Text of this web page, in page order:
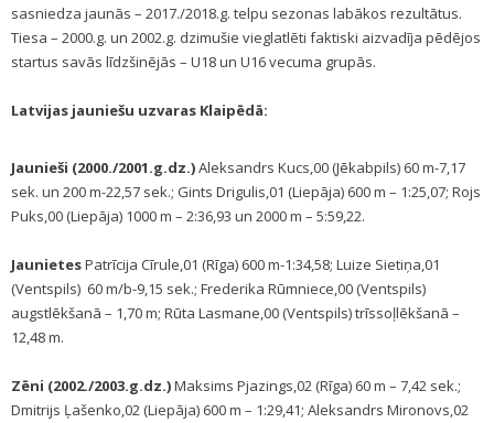
sasniedza jaunās – 2017./2018.g. telpu sezonas labākos rezultātus.
Tiesa – 2000.g. un 2002.g. dzimušie vieglatlēti faktiski aizvadīja pēdējos
startus savās līdzšinējās – U18 un U16 vecuma grupās.
Latvijas jauniešu uzvaras Klaipēdā:
Jaunieši (2000./2001.g.dz.)Aleksandrs Kucs,00 (Jēkabpils) 60 m-7,17
sek. un 200 m-22,57 sek.; Gints Drigulis,01 (Liepāja) 600 m – 1:25,07; Rojs
Puks,00 (Liepāja) 1000 m – 2:36,93 un 2000 m – 5:59,22.
JaunietesPatrīcija Cīrule,01 (Rīga) 600 m-1:34,58; Luize Sietiņa,01
(Ventspils) 60 m/b-9,15 sek.; Frederika Rūmniece,00 (Ventspils)
augstlēkšanā – 1,70 m; Rūta Lasmane,00 (Ventspils) trīssoļlēkšanā –
12,48 m.
Zēni (2002./2003.g.dz.)Maksims Pjazings,02 (Rīga) 60 m – 7,42 sek.;
Dmitrijs Ļašenko,02 (Liepāja) 600 m – 1:29,41; Aleksandrs Mironovs,02